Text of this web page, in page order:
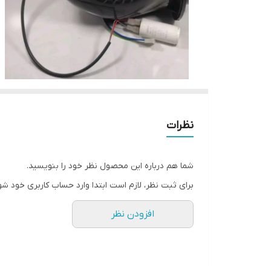
نظرات
شما هم درباره این محصول نظر خود را بنویسید.
برای ثبت نظر، لازم است ابتدا وارد حساب کاربری خود
افزودن نظر